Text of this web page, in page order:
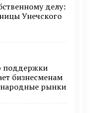
делу:
Унечского
поддержки
бизнесменам
рынки